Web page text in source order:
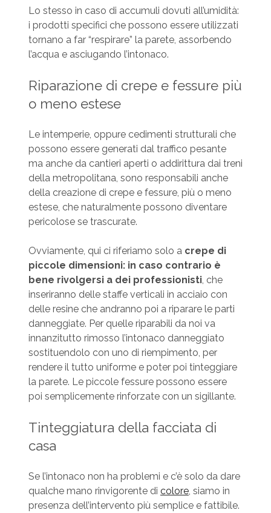
Lo stesso in caso di accumuli dovuti all’umidità:
i prodotti specifici che possono essere utilizzati
tornano a far “respirare” la parete, assorbendo
l’acqua e asciugando l’intonaco.
Riparazione di crepe e fessure più
o meno estese
Le intemperie, oppure cedimenti strutturali che
possono essere generati dal traffico pesante
ma anche da cantieri aperti o addirittura dai treni
della metropolitana, sono responsabili anche
della creazione di crepe e fessure, più o meno
estese, che naturalmente possono diventare
pericolose se trascurate.
Ovviamente, qui ci riferiamo solo a crepe di
piccole dimensioni: in caso contrario è
bene rivolgersi a dei professionisti, che
inseriranno delle staffe verticali in acciaio con
delle resine che andranno poi a riparare le parti
danneggiate. Per quelle riparabili da noi va
innanzitutto rimosso l’intonaco danneggiato
sostituendolo con uno di riempimento, per
rendere il tutto uniforme e poter poi tinteggiare
la parete. Le piccole fessure possono essere
poi semplicemente rinforzate con un sigillante.
Tinteggiatura della facciata di
casa
Se l’intonaco non ha problemi e c’è solo da dare
qualche mano rinvigorente di colore, siamo in
presenza dell’intervento più semplice e fattibile.